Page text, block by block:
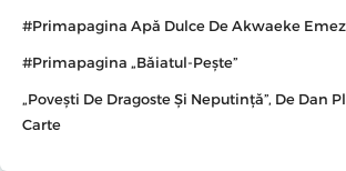
#primapagina Apă Dulce De Akwaeke
#primapagina „Băiatul-Pește”
„Povești De Dragoste Și Neputință”, De Dan
Carte